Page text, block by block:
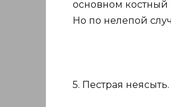
основном костный
Но по нелепой
5. Пестрая неясыть.